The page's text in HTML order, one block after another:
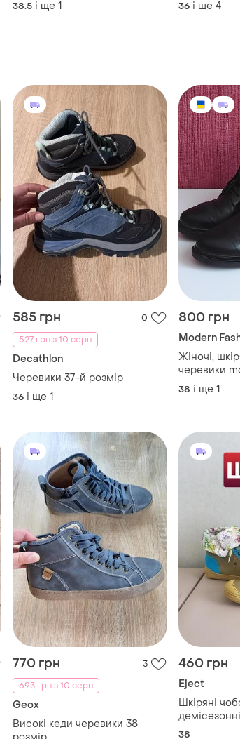
38.5 і ще 1 36 і ще 4
585 грн
0
527 грн з 10 серп
Decathlon
Черевики 37-й розмір
36 і ще 1
800 грн
Modern
Жіночі,
38 і ще 1
770 грн
3
693 грн з 10 серп
Geox
Високі кеди черевики 38
460 грн
Eject
Шкіряні
черевики
38